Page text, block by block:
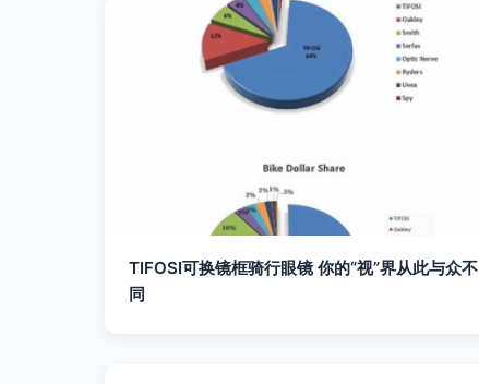
TIFOSI可换镜框骑行眼镜 你的“视”界从此与众不
同